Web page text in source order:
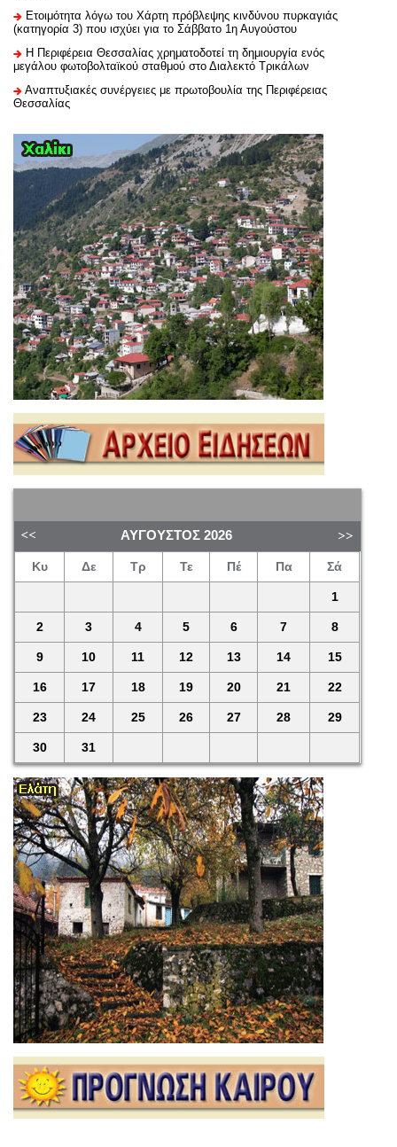
Ετοιμότητα λόγω του Χάρτη πρόβλεψης κινδύνου πυρκαγιάς
(κατηγορία 3) που ισχύει για το Σάββατο 1η Αυγούστου
H Περιφέρεια Θεσσαλίας χρηματοδοτεί τη δημιουργία ενός
μεγάλου φωτοβολταϊκού σταθμού στο Διαλεκτό Τρικάλων
Αναπτυξιακές συνέργειες με πρωτοβουλία της Περιφέρειας
Θεσσαλίας
ΑΎΓΟΥΣΤΟΣ 2026
Κυ Δε Τρ Τε Πέ Πα Σά
1
2 3 4 5 6 7 8
9 10 11 12 13 14 15
16 17 18 19 20 21 22
23 24 25 26 27 28 29
30 31